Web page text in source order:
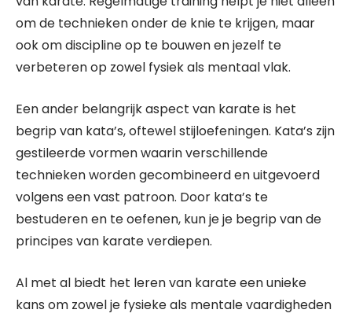
om de technieken onder de knie te krijgen, maar
ook om discipline op te bouwen en jezelf te
verbeteren op zowel fysiek als mentaal vlak.
Een ander belangrijk aspect van karate is het
begrip van kata’s, oftewel stijloefeningen. Kata’s zijn
gestileerde vormen waarin verschillende
technieken worden gecombineerd en uitgevoerd
volgens een vast patroon. Door kata’s te
bestuderen en te oefenen, kun je je begrip van de
principes van karate verdiepen.
Al met al biedt het leren van karate een unieke
kans om zowel je fysieke als mentale vaardigheden